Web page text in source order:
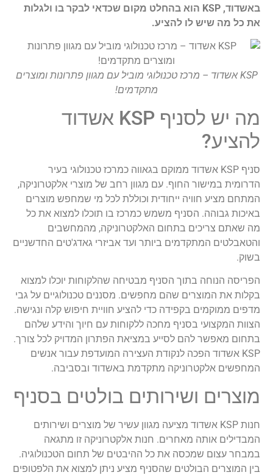
באשדוד, KSP הוא בהחלט מקום שכדאי לבקר בו ולגלות
את כל מה שיש לו להציע.
KSP אשדוד – מרכז טכנולוגי מוביל עם מגוון פתרונות ומוצרים
מתקדמים!
מה יש לסניף KSP אשדוד
להציע?
סניף KSP אשדוד ממוקם בגאווה כמרכז טכנולוגי בעיר
הדרומית במישור החוף. עם מגוון רחב של מוצרי אלקטרוניקה,
המתחם מציע חוויה ייחודית וכוללת לכל מי שמחפש מוצרים
באיכות גבוהה. הסניף משמש כמרכז בו תוכלו למצוא את כל
מה שאתם צריכים בתחום האלקטרוניקה, מהמחשבים
והטאבלטים המתקדמים ביותר ועד אביזרי גאדג'טים החדשניים
בשוק.
הפריסה הנוחה בתוך הסניף מבטיחה שהלקוחות יוכלו למצוא
בקלות את המוצרים שהם מחפשים. מסננים טכנולוגיים על גבי
מדפים ממוקמים בקפידה כדי להציע חוויית חיפוש קלה ונגישה.
הצוות המקצועי בסניף מחכה ללקוחות עם חיוך והידע שלהם
בתחום מאפשר להם לסייע במציאת הפתרון המדויק לכל צורך.
KSP אשדוד הפכה לנקודת העצירה המועדפת עבור אנשים
המחפשים אלקטרוניקה מתקדמת באשדוד ובסביבה.
מוצרים ושירותים בולטים בסניף
חנות KSP אשדוד מציעה מגוון עשיר של מוצרים ושירותים
המבדילים אותה מאחרים. חנות אלקטרוניקה זו מתגאה
במבחר עצום שמכסה את כל ההיבטים של תחום הטכנולוגיה.
בין המוצרים הבולטים שהסניף מציע ניתן למצוא את הלפטופים